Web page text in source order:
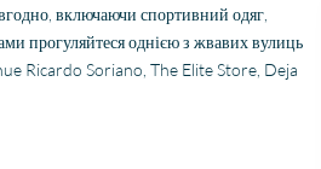
включаючи спортивний одяг,
прогуляйтеся однією з жвавих вулиць
Ricardo Soriano, The Elite Store, Deja
heeft
als